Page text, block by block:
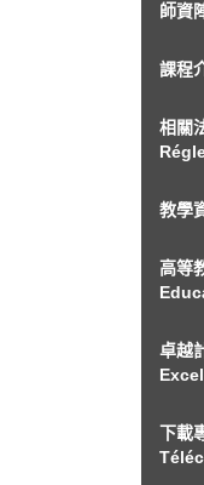
師資
課程
相關
教學
高等
卓越
下載